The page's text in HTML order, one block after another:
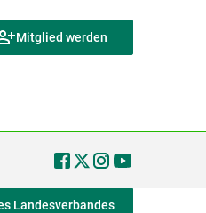
Mitglied werden
Landesverbandes